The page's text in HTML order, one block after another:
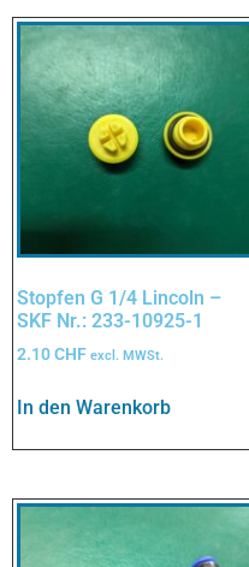
Stopfen G 1/4 Lincoln –
SKF Nr.: 233-10925-1
2.10CHF excl. MWSt.
In den Warenkorb